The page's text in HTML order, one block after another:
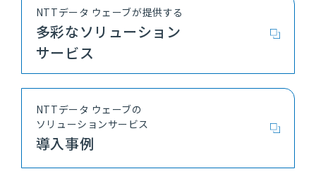
NTTデータ ウェーブが提供する
多彩なソリューション
サービス
NTTデータ ウェーブの
ソリューションサービス
導入事例